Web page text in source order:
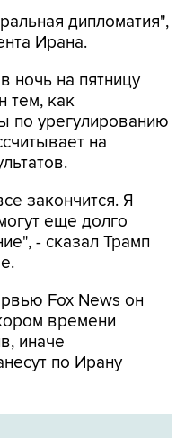
на пятницу
по урегулированию
на
закончится. Я
- сказал Трамп
Fox News он
иначе
по Ирану
против Ирана